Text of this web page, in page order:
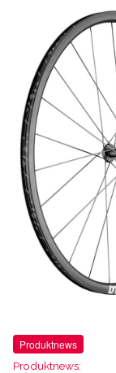
Produktnews
Produktnews: